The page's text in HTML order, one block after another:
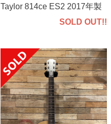
Taylor 814ce ES2 2017年製
SOLD OUT!!